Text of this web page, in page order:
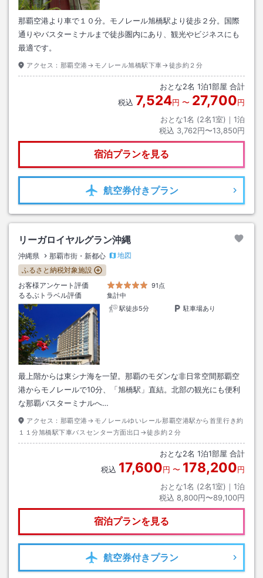
那覇空港より車で１０分。モノレール旭橋駅より徒歩２分。国際
通りやバスターミナルまで徒歩圏内にあり、観光やビジネスにも
最適です。
アクセス： 那覇空港→モノレール旭橋駅下車→徒歩約２分
おとな2名 1泊1部屋 合計
税込 7,524円 〜 27,700円
おとな1名 (2名1室)｜ 1泊
税込 3,762円〜13,850円
宿泊プランを見る
航空券付きプラン
リーガロイヤルグラン沖縄
沖縄県 那覇市街・新都心
地図
ふるさと納税対象施設
お客様アンケート評価
91点
るるぶトラベル評価
集計中
駅徒歩5分
駐車場あり
最上階からは東シナ海を一望。那覇のモダンな非日常空間那覇空
港からモノレールで10分、「旭橋駅」直結。北部の観光にも便利
な那覇バスターミナルへ…
アクセス： 那覇空港→モノレールゆいレール那覇空港駅から首里行き約
１１分旭橋駅下車バスセンター方面出口→徒歩約２分
おとな2名 1泊1部屋 合計
税込 17,600円 〜 178,200円
おとな1名 (2名1室)｜ 1泊
税込 8,800円〜89,100円
宿泊プランを見る
航空券付きプラン